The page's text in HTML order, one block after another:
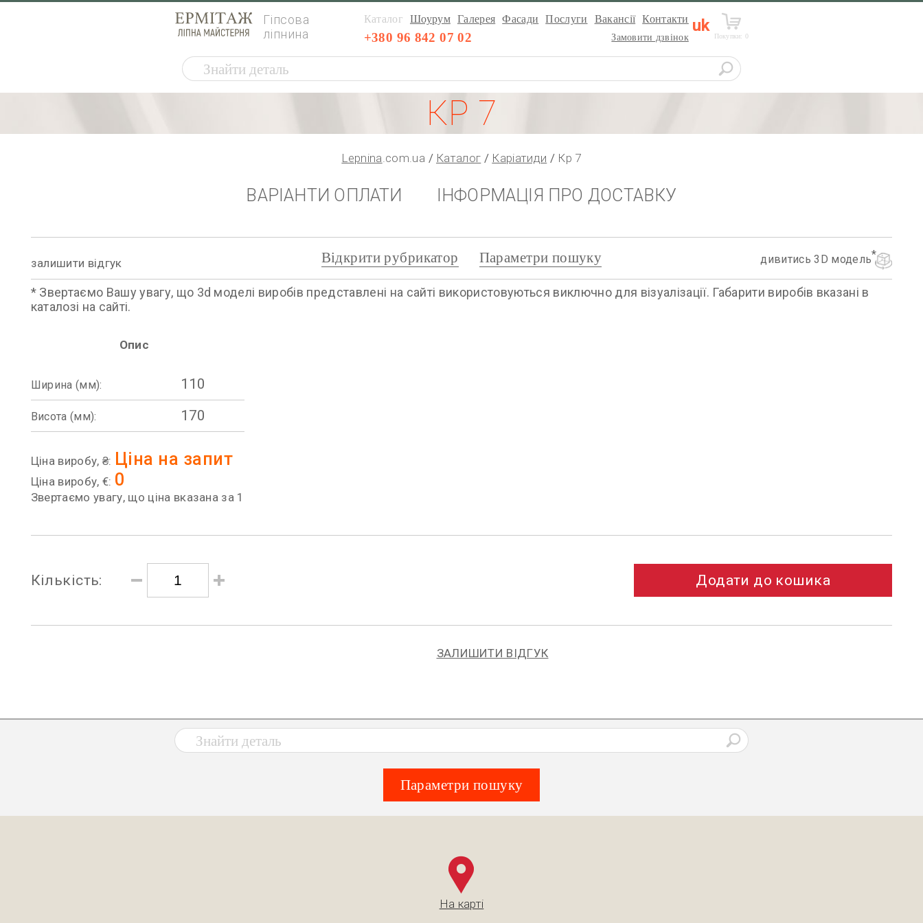
Гіпсова
ліпнина
Каталог Шоурум Галерея Фасади Послуги Вакансії Контакти
+380 96 842 07 02 Замовити дзвінок
uk
Покупки: 0
КР 7
Lepnina.com.ua Каталог Каріатиди Кр 7
ВАРІАНТИ ОПЛАТИ ІНФОРМАЦІЯ ПРО ДОСТАВКУ
залишити відгук дивитись 3D модель
Відкрити рубрикатор Параметри пошуку
* Звертаємо Вашу увагу, що 3d моделі виробів представлені на сайті використовуються виключно для візуалізації. Габарити виробів вказані в
каталозі на сайті.
Опис
Ширина (мм): 110
Висота (мм): 170
Ціна виробу, ₴: Ціна на запит
Ціна виробу, €: 0
Звертаємо увагу, що ціна вказана за 1
Кількість: Додати до кошика
ЗАЛИШИТИ ВІДГУК
Параметри пошуку
На карті